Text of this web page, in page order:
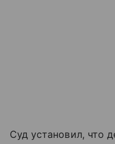
Суд установил, что